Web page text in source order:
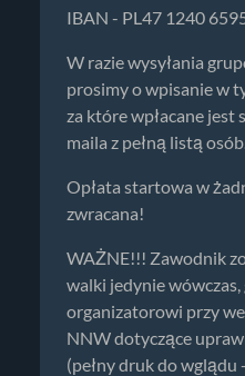
IBAN - PL47 1240
W razie wysyłania
prosimy o wpisanie w
za które wpłacane jest
maila z pełną listą
Opłata startowa w
zwracana!
WAŻNE!!! Zawodnik
walki jedynie
organizatorowi przy
NNW dotyczące
(pełny druk do